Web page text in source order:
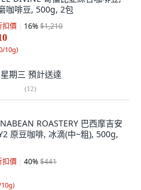
咖啡豆, 500g, 2包
扣價 16%$1,210
10g)
期三 預計送達
(12)
ROASTERY 巴西摩吉安
原豆咖啡, 冰滴(中~粗), 500g,
扣價 40%$441
)